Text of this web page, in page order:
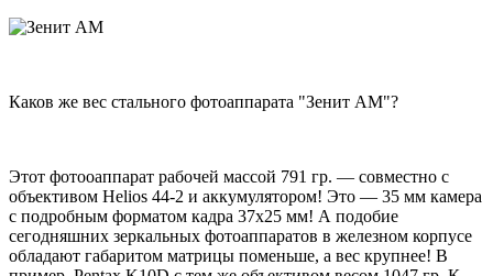
Каков же вес стального фотоаппарата "Зенит АМ"?
Этот фотооаппарат рабочей массой 791 гр. — совместно с
объективом Helios 44-2 и аккумулятором! Это — 35 мм камера
с подробным форматом кадра 37х25 мм! А подобие
сегодняшних зеркальных фотоаппаратов в железном корпусе
обладают габаритом матрицы поменьше, а вес крупнее! В